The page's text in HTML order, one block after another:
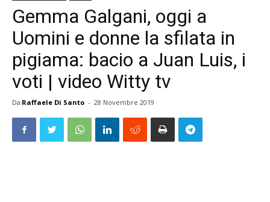
Gemma Galgani, oggi a
Uomini e donne la sfilata in
pigiama: bacio a Juan Luis, i
voti | video Witty tv
Da Raffaele Di Santo - 28 Novembre 2019